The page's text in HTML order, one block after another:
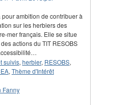
ambition de contribuer à
sur les herbiers des
mer français. Elle se situe
actions du TIT RESOBS
suivis, herbier, RESOBS,
, Thème d'Intérêt
Fanny